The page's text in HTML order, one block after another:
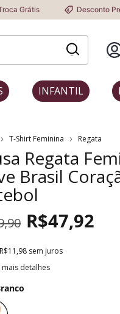
Desconto Progressivo
INFANTIL
T-Shirt Feminina Regata
Regata
Brasil
R$47,92
R$11,98 sem juros
detalhes